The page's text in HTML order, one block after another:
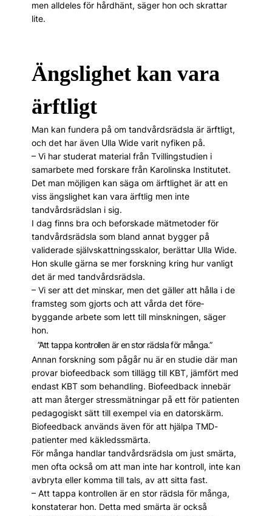
men alldeles för hårdhänt, säger hon och skrattar
lite.
Ängslighet kan vara
ärftligt
Man kan fundera på om tandvårdsrädsla är ärftligt,
och det har även Ulla Wide varit nyfiken på.
– Vi har studerat material från Tvillingstudien i
samarbete med forskare från Karolinska Institutet.
Det man möjligen kan säga om ärftlighet är att en
viss ängslighet kan vara ärftlig men inte
tandvårdsrädslan i sig.
I dag finns bra och beforskade mätmetoder för
tandvårdsrädsla som bland annat bygger på
validerade självskattningsskalor, berättar Ulla Wide.
Hon skulle gärna se mer forskning kring hur vanligt
det är med tandvårdsrädsla.
– Vi ser att det minskar, men det gäller att hålla i de
framsteg som gjorts och att vårda det före­
byggande arbete som lett till minskningen, ­säger
hon.
”Att tappa kontrollen är en stor rädsla för många.”
Annan forskning som pågår nu är en studie där man
provar biofeedback som tillägg till KBT, jämfört med
endast KBT som behandling. Biofeedback innebär
att man återger stressmätningar på ett för patienten
pedagogiskt sätt till exempel via en datorskärm.
Biofeedback används även för att hjälpa TMD-
patienter med käkledssmärta.
För många handlar tandvårdsrädsla om just smärta,
men ofta också om att man inte har kontroll, inte kan
avbryta eller komma till tals, av att sitta fast.
– Att tappa kontrollen är en stor rädsla för många,
konstaterar hon. Detta med smärta är också